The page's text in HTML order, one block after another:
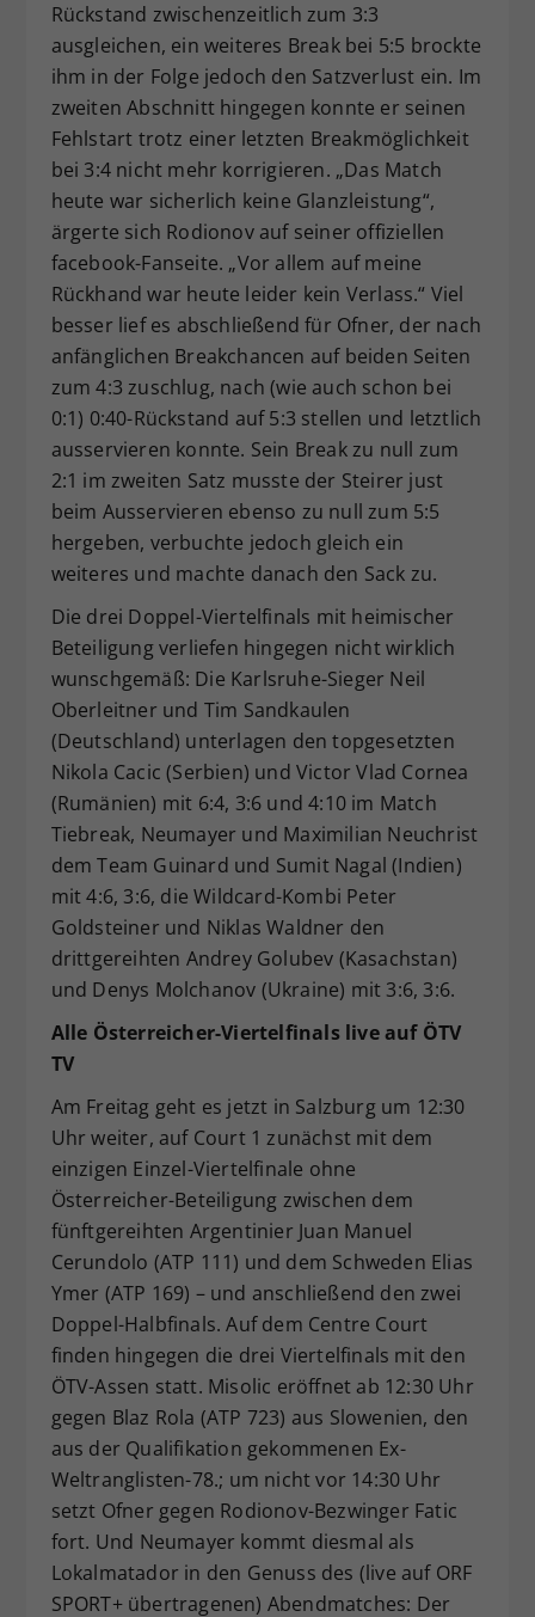
Rückstand zwischenzeitlich zum 3:3
ausgleichen, ein weiteres Break bei 5:5 brockte
ihm in der Folge jedoch den Satzverlust ein. Im
zweiten Abschnitt hingegen konnte er seinen
Fehlstart trotz einer letzten Breakmöglichkeit
bei 3:4 nicht mehr korrigieren. „Das Match
heute war sicherlich keine Glanzleistung“,
ärgerte sich Rodionov auf seiner offiziellen
facebook-Fanseite. „Vor allem auf meine
Rückhand war heute leider kein Verlass.“ Viel
besser lief es abschließend für Ofner, der nach
anfänglichen Breakchancen auf beiden Seiten
zum 4:3 zuschlug, nach (wie auch schon bei
0:1) 0:40-Rückstand auf 5:3 stellen und letztlich
ausservieren konnte. Sein Break zu null zum
2:1 im zweiten Satz musste der Steirer just
beim Ausservieren ebenso zu null zum 5:5
hergeben, verbuchte jedoch gleich ein
weiteres und machte danach den Sack zu.
Die drei Doppel-Viertelfinals mit heimischer
Beteiligung verliefen hingegen nicht wirklich
wunschgemäß: Die Karlsruhe-Sieger Neil
Oberleitner und Tim Sandkaulen
(Deutschland) unterlagen den topgesetzten
Nikola Cacic (Serbien) und Victor Vlad Cornea
(Rumänien) mit 6:4, 3:6 und 4:10 im Match
Tiebreak, Neumayer und Maximilian Neuchrist
dem Team Guinard und Sumit Nagal (Indien)
mit 4:6, 3:6, die Wildcard-Kombi Peter
Goldsteiner und Niklas Waldner den
drittgereihten Andrey Golubev (Kasachstan)
und Denys Molchanov (Ukraine) mit 3:6, 3:6.
Alle Österreicher-Viertelfinals live auf ÖTV
TV
Am Freitag geht es jetzt in Salzburg um 12:30
Uhr weiter, auf Court 1 zunächst mit dem
einzigen Einzel-Viertelfinale ohne
Österreicher-Beteiligung zwischen dem
fünftgereihten Argentinier Juan Manuel
Cerundolo (ATP 111) und dem Schweden Elias
Ymer (ATP 169) – und anschließend den zwei
Doppel-Halbfinals. Auf dem Centre Court
finden hingegen die drei Viertelfinals mit den
ÖTV-Assen statt. Misolic eröffnet ab 12:30 Uhr
gegen Blaz Rola (ATP 723) aus Slowenien, den
aus der Qualifikation gekommenen Ex-
Weltranglisten-78.; um nicht vor 14:30 Uhr
setzt Ofner gegen Rodionov-Bezwinger Fatic
fort. Und Neumayer kommt diesmal als
Lokalmatador in den Genuss des (live auf ORF
SPORT+ übertragenen) Abendmatches: Der